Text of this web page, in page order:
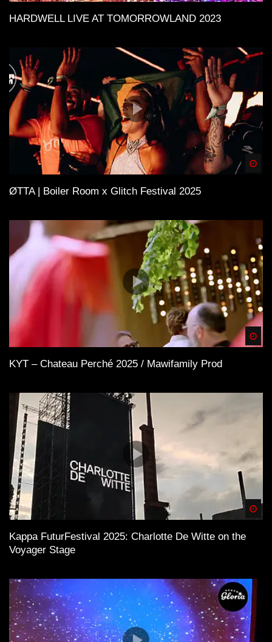
HARDWELL LIVE AT TOMORROWLAND 2023
ØTTA | Boiler Room x Glitch Festival 2025
KYT – Chateau Perché 2025 / Mawifamily Prod
Kappa FuturFestival 2025: Charlotte De Witte on the
Voyager Stage